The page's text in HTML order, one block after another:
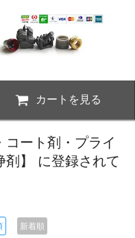
カートを見る
コート剤・プライ
剤】 に登録されて
新着順